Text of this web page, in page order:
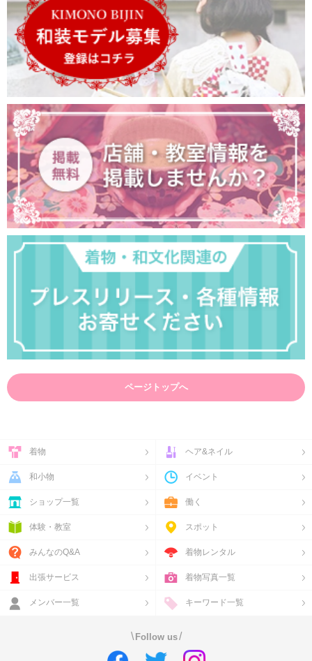
ページトップへ
着物 ヘア&ネイル
和小物 イベント
ショップ一覧 働く
体験・教室 スポット
みんなのQ&A 着物レンタル
出張サービス 着物写真一覧
メンバー一覧 キーワード一覧
\ Follow us/